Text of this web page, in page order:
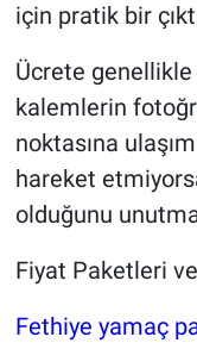
için pratik bir
Ücrete
kalemlerin
noktasına
hareket
olduğunu
Fiyat Paketleri
Fethiye yamaç